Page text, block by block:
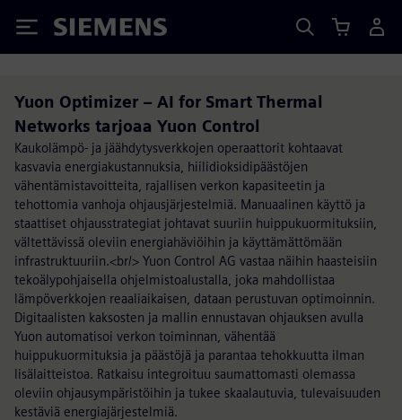
Siemens
Yuon Optimizer – AI for Smart Thermal
Networks tarjoaa Yuon Control
Kaukolämpö- ja jäähdytysverkkojen operaattorit kohtaavat
kasvavia energiakustannuksia, hiilidioksidipäästöjen
vähentämistavoitteita, rajallisen verkon kapasiteetin ja
tehottomia vanhoja ohjausjärjestelmiä. Manuaalinen käyttö ja
staattiset ohjausstrategiat johtavat suuriin huippukuormituksiin,
vältettävissä oleviin energiahäviöihin ja käyttämättömään
infrastruktuuriin.<br/> Yuon Control AG vastaa näihin haasteisiin
tekoälypohjaisella ohjelmistoalustalla, joka mahdollistaa
lämpöverkkojen reaaliaikaisen, dataan perustuvan optimoinnin.
Digitaalisten kaksosten ja mallin ennustavan ohjauksen avulla
Yuon automatisoi verkon toiminnan, vähentää
huippukuormituksia ja päästöjä ja parantaa tehokkuutta ilman
lisälaitteistoa. Ratkaisu integroituu saumattomasti olemassa
oleviin ohjausympäristöihin ja tukee skaalautuvia, tulevaisuuden
kestäviä energiajärjestelmiä.